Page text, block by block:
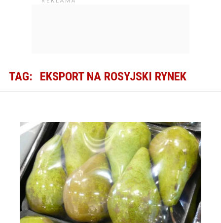
TAG: EKSPORT NA ROSYJSKI RYNEK